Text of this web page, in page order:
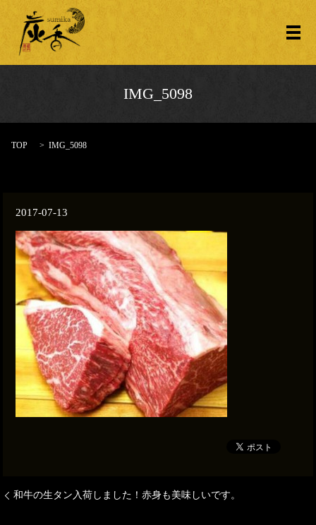
メ
IMG_5098
TOP IMG_5098
2017-07-13
和牛の生タン入荷しました！赤身も美味しいです。